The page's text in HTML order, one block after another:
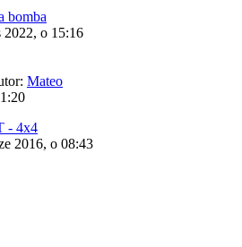
bomba
2022, o 15:16
Mateo
- 4x4
2016, o 08:43